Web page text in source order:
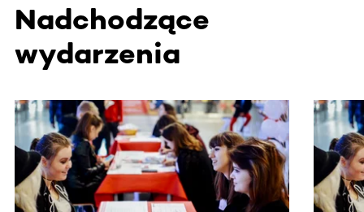
Nadchodzące
wydarzenia
Ta sekcja zawiera treści przewijane w poziomie. Użyj